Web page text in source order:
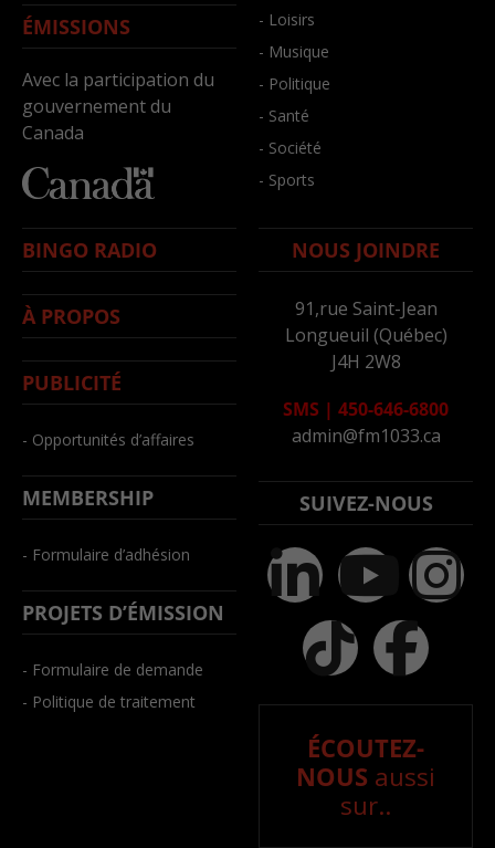
ÉMISSIONS
Avec la participation du
gouvernement du
Canada
- Loisirs
- Musique
- Politique
- Santé
- Société
- Sports
BINGO RADIO
À PROPOS
PUBLICITÉ
- Opportunités d’affaires
MEMBERSHIP
- Formulaire d’adhésion
PROJETS D’ÉMISSION
- Formulaire de demande
- Politique de traitement
NOUS JOINDRE
91,rue Saint-Jean
Longueuil (Québec)
J4H 2W8
SMS | 450-646-6800
admin@fm1033.ca
SUIVEZ-NOUS
ÉCOUTEZ-
NOUS aussi
sur..